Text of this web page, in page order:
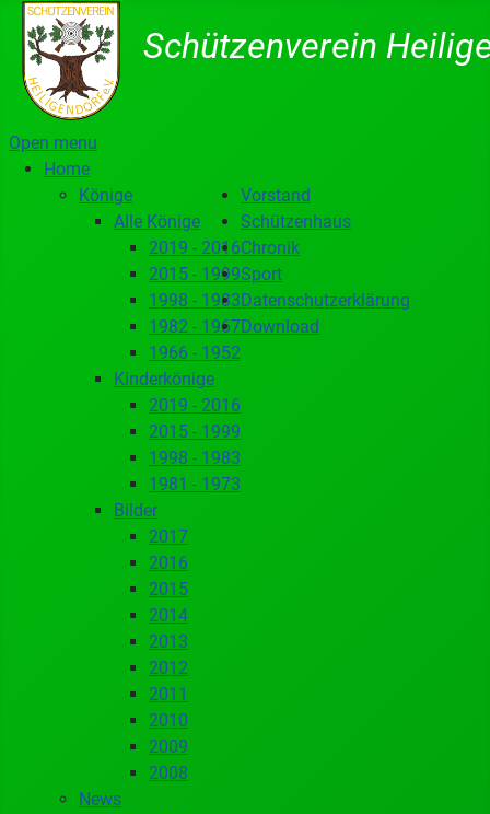
Schützenverein
Open menu
Home
Könige
Alle Könige
2019 - 2016
2015 - 1999
1998 - 1983
1982 - 1967
1966 - 1952
Kinderkönige
2019 - 2016
2015 - 1999
1998 - 1983
1981 - 1973
Bilder
2017
2016
2015
2014
2013
2012
2011
2010
2009
2008
News
Vorstand
Schützenhaus
Chronik
Sport
Datenschutzerklärung
Download